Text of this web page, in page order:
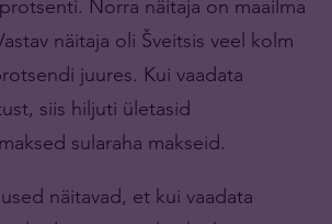
Norra näitaja on maailma
näitaja oli Šveitsis veel kolm
juures. Kui vaadata
siis hiljuti ületasid
sularaha makseid.
näitavad, et kui vaadata